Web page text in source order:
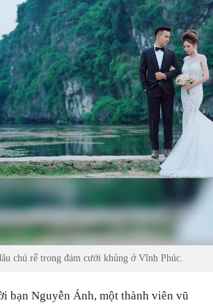
chú rể trong đám cưới khủng ở Vĩnh Phúc.
bạn Nguyễn Ánh, một thành viên vũ